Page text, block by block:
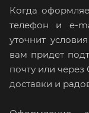
Когда
телефон и e-
уточнит
вам придет
почту или через
доставки и